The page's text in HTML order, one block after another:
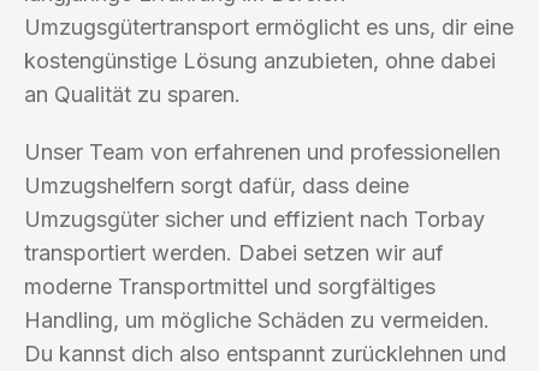
Umzugsgütertransport ermöglicht es uns, dir eine
kostengünstige Lösung anzubieten, ohne dabei
an Qualität zu sparen.
Unser Team von erfahrenen und professionellen
Umzugshelfern sorgt dafür, dass deine
Umzugsgüter sicher und effizient nach Torbay
transportiert werden. Dabei setzen wir auf
moderne Transportmittel und sorgfältiges
Handling, um mögliche Schäden zu vermeiden.
Du kannst dich also entspannt zurücklehnen und